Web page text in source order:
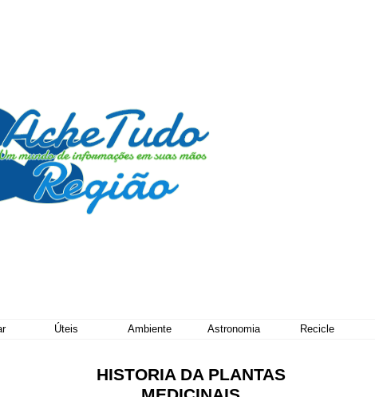
Úteis Ambiente Astronomia Recicle
HISTORIA DA PLANTAS